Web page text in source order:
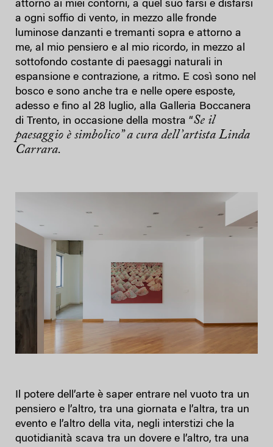
attorno ai miei contorni, a quel suo farsi e disfarsi
a ogni soffio di vento, in mezzo alle fronde
luminose danzanti e tremanti sopra e attorno a
me, al mio pensiero e al mio ricordo, in mezzo al
sottofondo costante di paesaggi naturali in
espansione e contrazione, a ritmo. E così sono nel
bosco e sono anche tra e nelle opere esposte,
adesso e fino al 28 luglio, alla Galleria Boccanera
di Trento, in occasione della mostra “Se il
paesaggio è simbolico” a cura dell’artista Linda
Carrara.
Il potere dell’arte è saper entrare nel vuoto tra un
pensiero e l’altro, tra una giornata e l’altra, tra un
evento e l’altro della vita, negli interstizi che la
quotidianità scava tra un dovere e l’altro, tra una